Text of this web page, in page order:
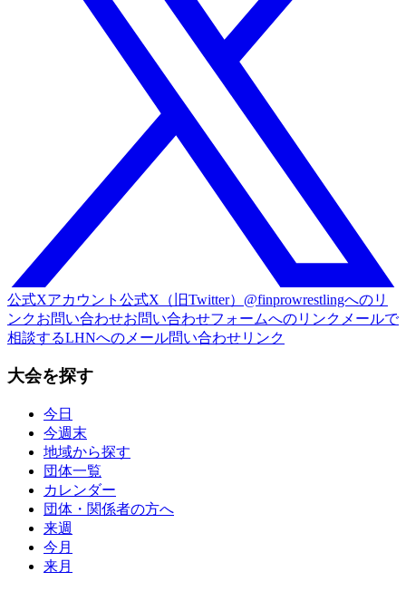
公式Xアカウント 公式X（旧Twitter）@finprowrestlingへのリ
ンクお問い合わせお問い合わせフォームへのリンク メールで
相談するLHNへのメール問い合わせリンク
大会を探す
今日
今週末
地域から探す
団体一覧
カレンダー
団体・関係者の方へ
来週
今月
来月